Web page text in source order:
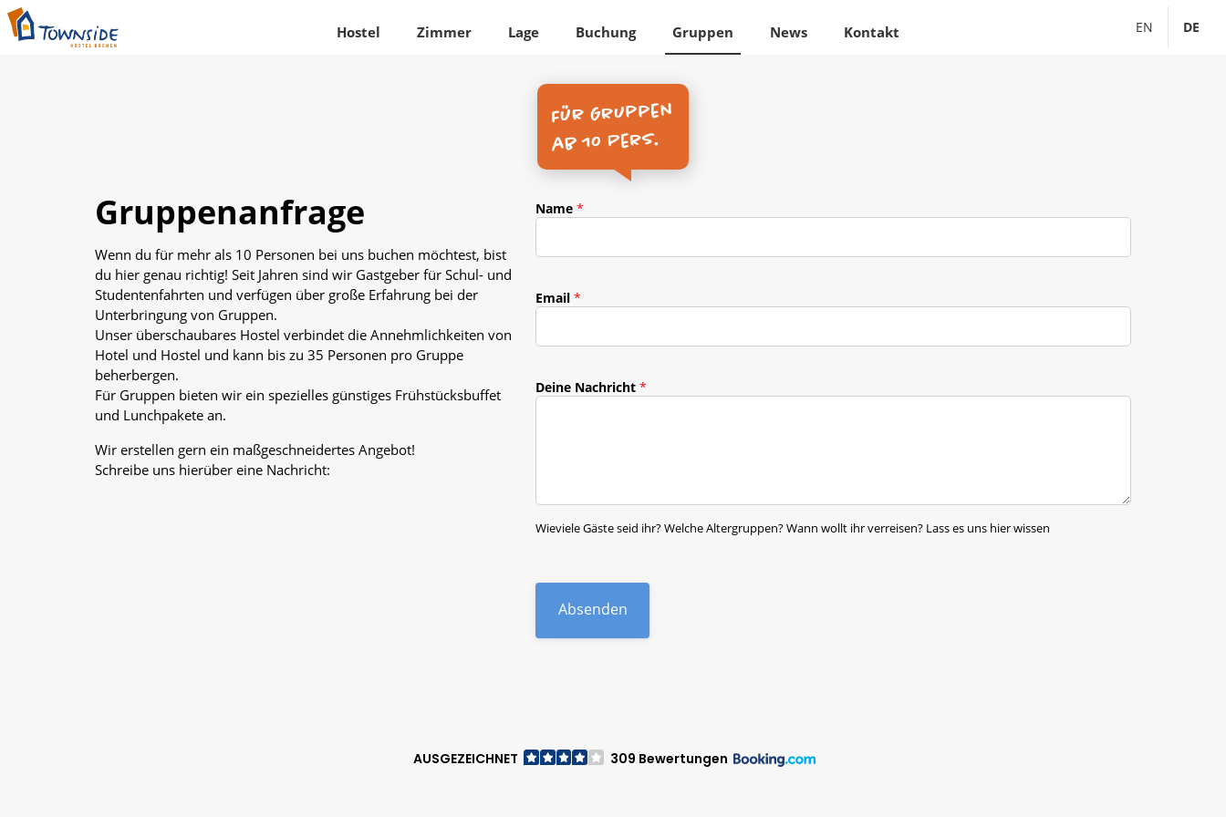
Hostel Zimmer Lage Buchung Gruppen News Kontakt ENGLISH
Für Gruppen
ab 10 Pers.
Gruppenanfrage
Wenn du für mehr als 10 Personen bei uns buchen möchtest, bist
du hier genau richtig! Seit Jahren sind wir Gastgeber für Schul- und
Studentenfahrten und verfügen über große Erfahrung bei der
Unterbringung von Gruppen.
Unser überschaubares Hostel verbindet die Annehmlichkeiten von
Hotel und Hostel und kann bis zu 35 Personen pro Gruppe
beherbergen.
Für Gruppen bieten wir ein spezielles günstiges Frühstücksbuffet
und Lunchpakete an.
Wir erstellen gern ein maßgeschneidertes Angebot!
Schreibe uns hierüber eine Nachricht:
Name*
a
c
h
D
i
Email*
Deine Nachricht*
Wieviele Gäste seid ihr? Welche Altergruppen? Wann wollt ihr verreisen? Lass es uns hier wissen
Absenden
AUSGEZEICHNET 309 Bewertungen